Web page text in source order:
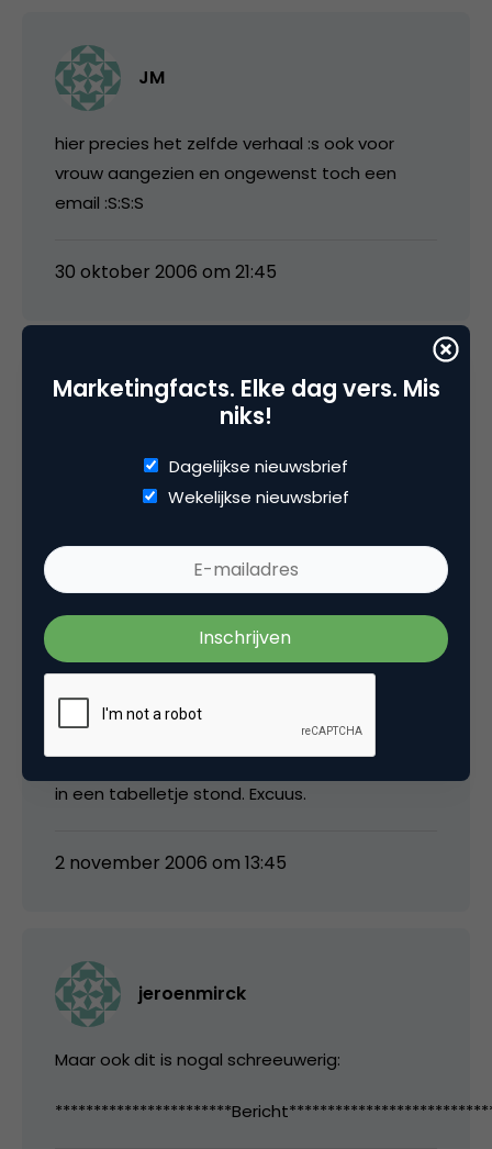
JM
hier precies het zelfde verhaal :s ook voor
vrouw aangezien en ongewenst toch een
email :S:S:S
30 oktober 2006 om 21:45
birdman
Wellicht even de vw van de Thuiswinkel org
lezen en daar je beklag doen?
31 oktober 2006 om 04:45
Sorry voor al die cijfers, was vergeten dat het
in een tabelletje stond. Excuus.
2 november 2006 om 13:45
jeroenmirck
Maar ook dit is nogal schreeuwerig:
Marketingfacts. Elke dag vers. Mis
niks!
Dagelijkse nieuwsbrief
Wekelijkse nieuwsbrief